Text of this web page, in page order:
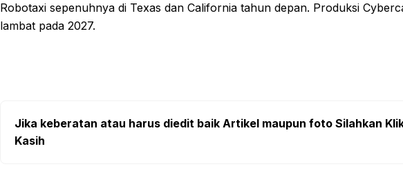
Robotaxi sepenuhnya di Texas dan California tahun depan. Produksi
lambat pada 2027.
Jika keberatan atau harus diedit baik Artikel maupun foto Silahkan
Kasih